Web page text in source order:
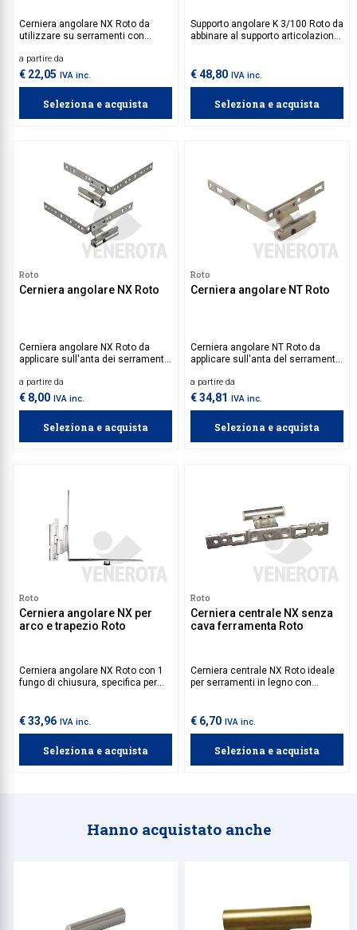
Cerniera angolare NX Roto da
utilizzare su serramenti con
ferramenta e con soglia larghezza
51,5 mm.
a partire da
€ 22,05 IVA inc.
Seleziona e acquista
Supporto angolare K 3/100 Roto da
abbinare al supporto articolazione
mm o 20 mm, o asse 13 mm
€ 48,80 IVA inc.
Seleziona e acquista
Roto
Cerniera angolare NX Roto
Cerniera angolare NX Roto da
applicare sull'anta dei serramenti
ribalta. Da abbinare
esclusivamente al suo sostegno
a partire da
€ 8,00 IVA inc.
Seleziona e acquista
Roto
Cerniera angolare NT Roto
Cerniera angolare NT Roto da
applicare sull'anta del serramento,
NT. L’applicazione combinata di
cerniera angolare e del supporto
150 kg.
a partire da
€ 34,81 IVA inc.
Seleziona e acquista
Roto
Cerniera angolare NX per
arco e trapezio Roto
Cerniera angolare NX Roto con 1
fungo di chiusura, specifica per
ferramenta.
€ 33,96 IVA inc.
Seleziona e acquista
Roto
Cerniera centrale NX senza
cava ferramenta Roto
Cerniera centrale NX Roto ideale
per serramenti in legno con
cava ferramenta. Da abbinare al
€ 6,70 IVA inc.
Seleziona e acquista
Hanno acquistato anche